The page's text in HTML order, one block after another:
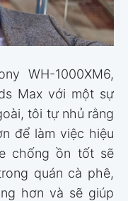
WH-1000XM6,
Max với một sự
tôi tự nhủ rằng
để làm việc hiệu
chống ồn tốt sẽ
quán cà phê,
hơn và sẽ giúp